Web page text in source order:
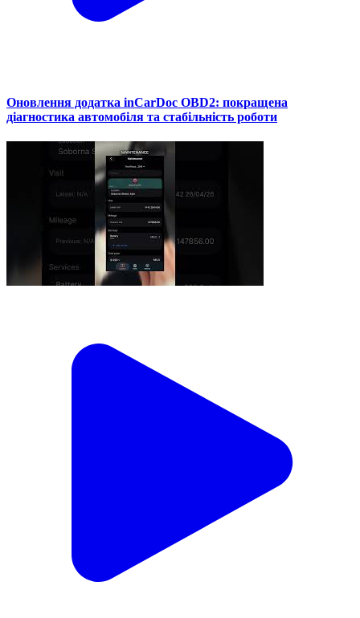
Оновлення додатка inCarDoc OBD2: покращена
діагностика автомобіля та стабільність роботи